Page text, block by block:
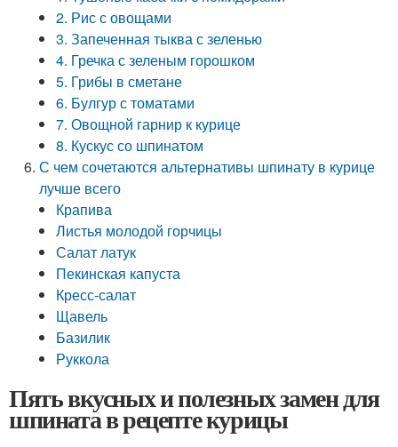
2. Рис с овощами
3. Запеченная тыква с зеленью
4. Гречка с зеленым горошком
5. Грибы в сметане
6. Булгур с томатами
7. Овощной гарнир к курице
8. Кускус со шпинатом
С чем сочетаются альтернативы шпинату в курице
лучше всего
Крапива
Листья молодой горчицы
Салат латук
Пекинская капуста
Кресс-салат
Щавель
Базилик
Руккола
Пять вкусных и полезных замен для
шпината в рецепте курицы